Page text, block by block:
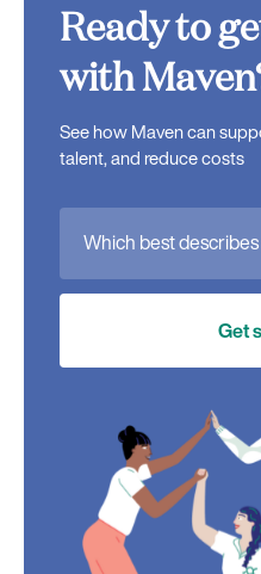
Ready to
with
See how Maven can
talent, and reduce costs
Which best
Get